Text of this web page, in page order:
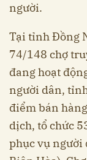
người.
Tại tỉnh Đồng
74/148 chợ
đang hoạt
người dân,
điểm bán
dịch, tổ chức
phục vụ người